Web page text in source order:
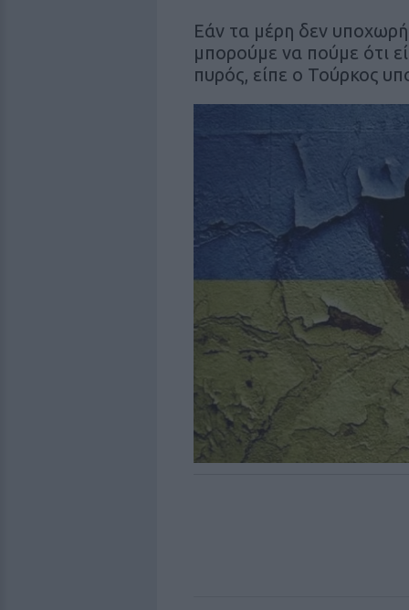
Εάν τα μέρη δεν
μπορούμε να πούμε ότι
πυρός, είπε ο Τούρκος